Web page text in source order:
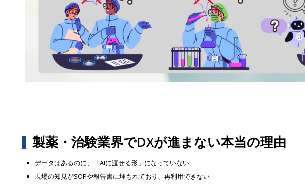
製薬・治験業界でDXが進まない本当の理由
データはあるのに、「AIに渡せる形」になっていない
現場の知見がSOPや報告書に埋もれており、再利用できない